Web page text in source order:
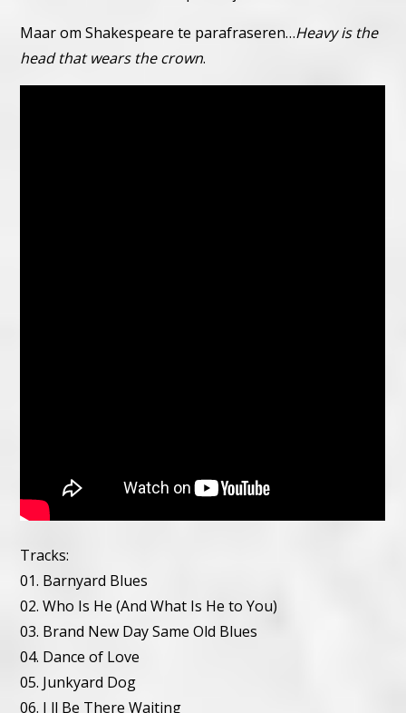
Maar om Shakespeare te parafraseren…Heavy is the
head that wears the crown.
Tracks:
01. Barnyard Blues
02. Who Is He (And What Is He to You)
03. Brand New Day Same Old Blues
04. Dance of Love
05. Junkyard Dog
06. I ll Be There Waiting